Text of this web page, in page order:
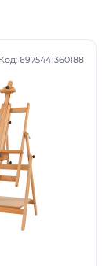
Код: 6975441360188